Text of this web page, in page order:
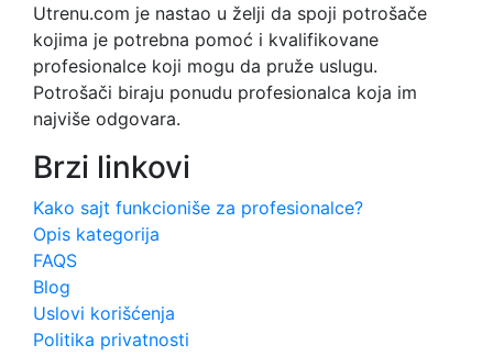
Utrenu.com je nastao u želji da spoji potrošače
kojima je potrebna pomoć i kvalifikovane
profesionalce koji mogu da pruže uslugu.
Potrošači biraju ponudu profesionalca koja im
najviše odgovara.
Brzi linkovi
Kako sajt funkcioniše za profesionalce?
Opis kategorija
FAQS
Blog
Uslovi korišćenja
Politika privatnosti